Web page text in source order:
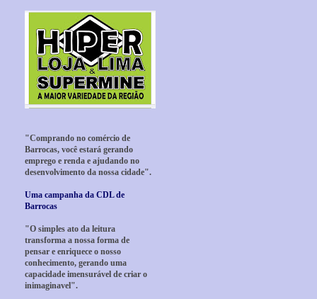
"Comprando no comércio de
Barrocas, você estará gerando
emprego e renda e ajudando no
desenvolvimento da nossa cidade".
Uma campanha da CDL de
Barrocas
"O simples ato da leitura
transforma a nossa forma de
pensar e enriquece o nosso
conhecimento, gerando uma
capacidade imensurável de criar o
inimaginavel".